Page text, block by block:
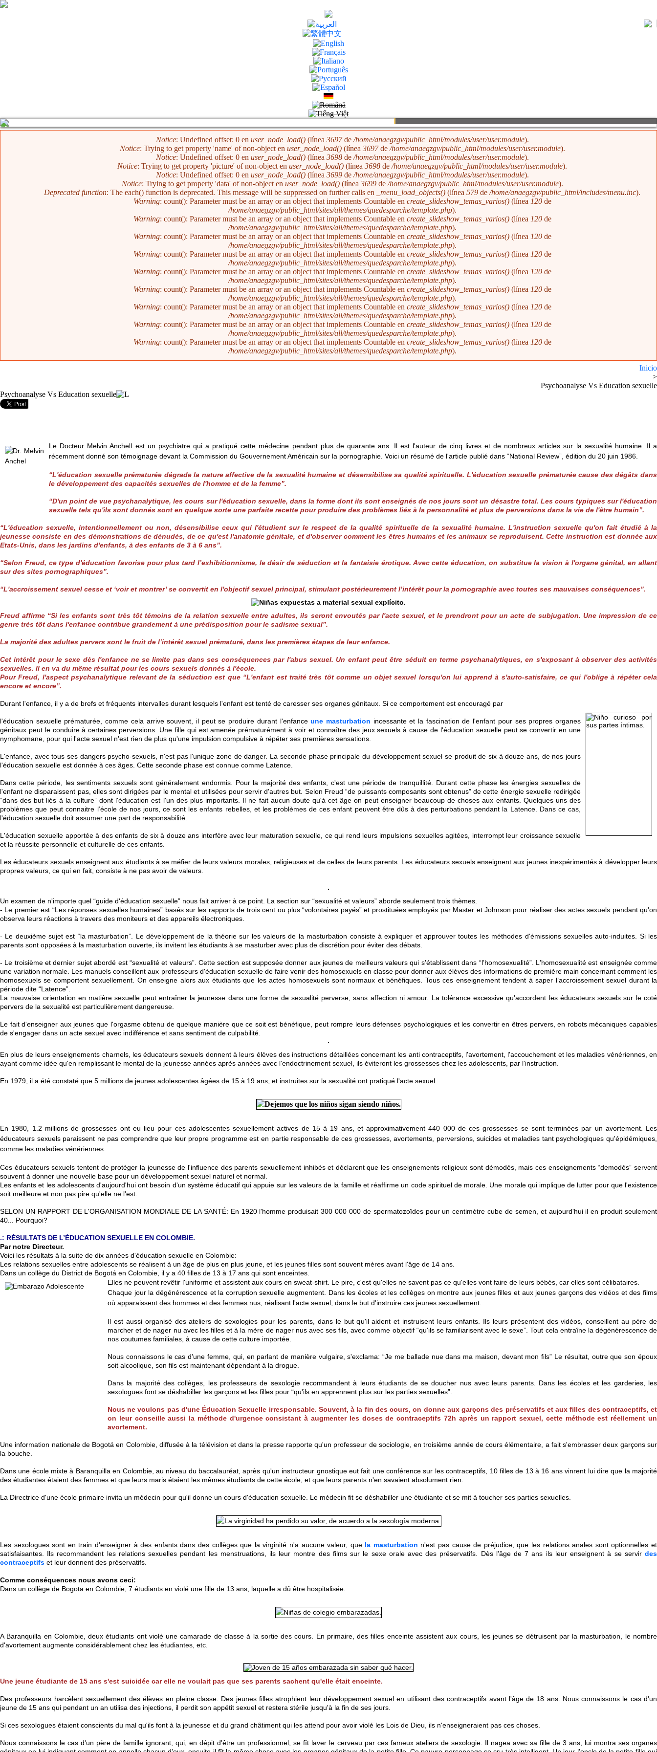
Notice: Undefined offset: 0 en user_node_load()(línea 3697de /home/anaegzgv/public_html/modules/user/user.module).
Notice: Trying to get property 'name' of non-object en user_node_load()(línea 3697de /home/anaegzgv/public_html/modules/user/user.module).
Notice: Undefined offset: 0 en user_node_load()(línea 3698de /home/anaegzgv/public_html/modules/user/user.module).
Notice: Trying to get property 'picture' of non-object en user_node_load() (línea 3698 de /home/anaegzgv/public_html/modules/user/user.module).
Notice: Undefined offset: 0 en user_node_load()(línea 3699de /home/anaegzgv/public_html/modules/user/user.module).
Notice: Trying to get property 'data' of non-object en user_node_load()(línea 3699de /home/anaegzgv/public_html/modules/user/user.module).
Deprecated function: The each() function is deprecated. This message will be suppressed on further calls en _menu_load_objects() (línea 579 de /home/anaegzgv/public_html/includes/menu.inc).
Warning: count(): Parameter must be an array or an object that implements Countable en create_slideshow_temas_varios()(línea 120de
/home/anaegzgv/public_html/sites/all/themes/quedesparche/template.php).
Warning: count(): Parameter must be an array or an object that implements Countable en create_slideshow_temas_varios()(línea 120de
/home/anaegzgv/public_html/sites/all/themes/quedesparche/template.php).
Warning: count(): Parameter must be an array or an object that implements Countable en create_slideshow_temas_varios()(línea 120de
/home/anaegzgv/public_html/sites/all/themes/quedesparche/template.php).
Warning: count(): Parameter must be an array or an object that implements Countable en create_slideshow_temas_varios()(línea 120de
/home/anaegzgv/public_html/sites/all/themes/quedesparche/template.php).
Warning: count(): Parameter must be an array or an object that implements Countable en create_slideshow_temas_varios()(línea 120de
/home/anaegzgv/public_html/sites/all/themes/quedesparche/template.php).
Warning: count(): Parameter must be an array or an object that implements Countable en create_slideshow_temas_varios()(línea 120de
/home/anaegzgv/public_html/sites/all/themes/quedesparche/template.php).
Warning: count(): Parameter must be an array or an object that implements Countable en create_slideshow_temas_varios()(línea 120de
/home/anaegzgv/public_html/sites/all/themes/quedesparche/template.php).
Warning: count(): Parameter must be an array or an object that implements Countable en create_slideshow_temas_varios()(línea 120de
/home/anaegzgv/public_html/sites/all/themes/quedesparche/template.php).
Warning: count(): Parameter must be an array or an object that implements Countable en create_slideshow_temas_varios()(línea 120de
/home/anaegzgv/public_html/sites/all/themes/quedesparche/template.php).
Inicio
>
Psychoanalyse Vs Education sexuelle
Psychoanalyse Vs Education sexuelle
Le Docteur Melvin Anchell est un psychiatre qui a pratiqué cette médecine pendant plus de quarante ans. Il est l'auteur de cinq livres et de nombreux articles sur la sexualité humaine. Il a
récemment donné son témoignage devant la Commission du Gouvernement Américain sur la pornographie. Voici un résumé de l'article publié dans “National Review”, édition du 20 juin 1986.
“L'éducation sexuelle prématurée dégrade la nature affective de la sexualité humaine et désensibilise sa qualité spirituelle. L'éducation sexuelle prématurée cause des dégâts dans
le développement des capacités sexuelles de l'homme et de la femme”.
“D'un point de vue psychanalytique, les cours sur l'éducation sexuelle, dans la forme dont ils sont enseignés de nos jours sont un désastre total. Les cours typiques sur l'éducation
sexuelle tels qu'ils sont donnés sont en quelque sorte une parfaite recette pour produire des problèmes liés à la personnalité et plus de perversions dans la vie de l'être humain”.
“L'éducation sexuelle, intentionnellement ou non, désensibilise ceux qui l'étudient sur le respect de la qualité spirituelle de la sexualité humaine. L'instruction sexuelle qu'on fait étudié à la
jeunesse consiste en des démonstrations de dénudés, de ce qu'est l'anatomie génitale, et d'observer comment les êtres humains et les animaux se reproduisent. Cette instruction est donnée aux
Etats-Unis, dans les jardins d'enfants, à des enfants de 3 à 6 ans”.
“Selon Freud, ce type d'éducation favorise pour plus tard l’exhibitionnisme, le désir de séduction et la fantaisie érotique. Avec cette éducation, on substitue la vision à l'organe génital, en allant
sur des sites pornographiques”.
“L'accroissement sexuel cesse et ‘voir et montrer’ se convertit en l'objectif sexuel principal, stimulant postérieurement l’intérêt pour la pornographie avec toutes ses mauvaises conséquences”.
Freud affirme “Si les enfants sont très tôt témoins de la relation sexuelle entre adultes, ils seront envoutés par l'acte sexuel, et le prendront pour un acte de subjugation. Une impression de ce
genre très tôt dans l'enfance contribue grandement à une prédisposition pour le sadisme sexual”.
La majorité des adultes pervers sont le fruit de l’intérêt sexuel prématuré, dans les premières étapes de leur enfance.
Cet intérêt pour le sexe dès l'enfance ne se limite pas dans ses conséquences par l'abus sexuel. Un enfant peut être séduit en terme psychanalytiques, en s'exposant à observer des activités
sexuelles. Il en va du même résultat pour les cours sexuels donnés à l'école.
Pour Freud, l'aspect psychanalytique relevant de la séduction est que “L'enfant est traité très tôt comme un objet sexuel lorsqu'on lui apprend à s'auto-satisfaire, ce qui l'oblige à répéter cela
encore et encore”.
Durant l'enfance, il y a de brefs et fréquents intervalles durant lesquels l'enfant est tenté de caresser ses organes génitaux. Si ce comportement est encouragé par
l'éducation sexuelle prématurée, comme cela arrive souvent, il peut se produire durant l'enfanceune masturbation incessante et la fascination de l'enfant pour ses propres organes
génitaux peut le conduire à certaines perversions. Une fille qui est amenée prématurément à voir et connaître des jeux sexuels à cause de l'éducation sexuelle peut se convertir en une
nymphomane, pour qui l'acte sexuel n'est rien de plus qu'une impulsion compulsive à répéter ses premières sensations.
L'enfance, avec tous ses dangers psycho-sexuels, n'est pas l'unique zone de danger. La seconde phase principale du développement sexuel se produit de six à douze ans, de nos jours
l'éducation sexuelle est donnée à ces âges. Cette seconde phase est connue comme Latence.
Dans cette période, les sentiments sexuels sont généralement endormis. Pour la majorité des enfants, c'est une période de tranquillité. Durant cette phase les énergies sexuelles de
l'enfant ne disparaissent pas, elles sont dirigées par le mental et utilisées pour servir d'autres but. Selon Freud “de puissants composants sont obtenus” de cette énergie sexuelle redirigée
“dans des but liés à la culture” dont l'éducation est l'un des plus importants. Il ne fait aucun doute qu'à cet âge on peut enseigner beaucoup de choses aux enfants. Quelques uns des
problèmes que peut connaitre l’école de nos jours, ce sont les enfants rebelles, et les problèmes de ces enfant peuvent être dûs à des perturbations pendant la Latence. Dans ce cas,
l'éducation sexuelle doit assumer une part de responsabilité.
L'éducation sexuelle apportée à des enfants de six à douze ans interfère avec leur maturation sexuelle, ce qui rend leurs impulsions sexuelles agitées, interrompt leur croissance sexuelle
et la réussite personnelle et culturelle de ces enfants.
Les éducateurs sexuels enseignent aux étudiants à se méfier de leurs valeurs morales, religieuses et de celles de leurs parents. Les éducateurs sexuels enseignent aux jeunes inexpérimentés à développer leurs
propres valeurs, ce qui en fait, consiste à ne pas avoir de valeurs.
Un examen de n'importe quel “guide d'éducation sexuelle” nous fait arriver à ce point. La section sur “sexualité et valeurs” aborde seulement trois thèmes.
- Le premier est “Les réponses sexuelles humaines” basés sur les rapports de trois cent ou plus “volontaires payés” et prostituées employés par Master et Johnson pour réaliser des actes sexuels pendant qu'on
observa leurs réactions à travers des moniteurs et des appareils électroniques.
- Le deuxième sujet est “la masturbation”. Le développement de la théorie sur les valeurs de la masturbation consiste à expliquer et approuver toutes les méthodes d'émissions sexuelles auto-induites. Si les
parents sont opposées à la masturbation ouverte, ils invitent les étudiants à se masturber avec plus de discrétion pour éviter des débats.
- Le troisième et dernier sujet abordé est “sexualité et valeurs”. Cette section est supposée donner aux jeunes de meilleurs valeurs qui s'établissent dans “l’homosexualité”. L'homosexualité est enseignée comme
une variation normale. Les manuels conseillent aux professeurs d'éducation sexuelle de faire venir des homosexuels en classe pour donner aux élèves des informations de première main concernant comment les
homosexuels se comportent sexuellement. On enseigne alors aux étudiants que les actes homosexuels sont normaux et bénéfiques. Tous ces enseignement tendent à saper l’accroissement sexuel durant la
période dite “Latence”.
La mauvaise orientation en matière sexuelle peut entraîner la jeunesse dans une forme de sexualité perverse, sans affection ni amour. La tolérance excessive qu'accordent les éducateurs sexuels sur le coté
pervers de la sexualité est particulièrement dangereuse.
Le fait d'enseigner aux jeunes que l'orgasme obtenu de quelque manière que ce soit est bénéfique, peut rompre leurs défenses psychologiques et les convertir en êtres pervers, en robots mécaniques capables
de s'engager dans un acte sexuel avec indifférence et sans sentiment de culpabilité.
En plus de leurs enseignements charnels, les éducateurs sexuels donnent à leurs élèves des instructions détaillées concernant les anti contraceptifs, l'avortement, l'accouchement et les maladies vénériennes, en
ayant comme idée qu'en remplissant le mental de la jeunesse années après années avec l'endoctrinement sexuel, ils éviteront les grossesses chez les adolescents, par l'instruction.
En 1979, il a été constaté que 5 millions de jeunes adolescentes âgées de 15 à 19 ans, et instruites sur la sexualité ont pratiqué l'acte sexuel.
En 1980, 1.2 millions de grossesses ont eu lieu pour ces adolescentes sexuellement actives de 15 à 19 ans, et approximativement 440 000 de ces grossesses se sont terminées par un avortement. Les
éducateurs sexuels paraissent ne pas comprendre que leur propre programme est en partie responsable de ces grossesses, avortements, perversions, suicides et maladies tant psychologiques qu'épidémiques,
comme les maladies vénériennes.
Ces éducateurs sexuels tentent de protéger la jeunesse de l'influence des parents sexuellement inhibés et déclarent que les enseignements religieux sont démodés, mais ces enseignements “demodés” servent
souvent à donner une nouvelle base pour un développement sexuel naturel et normal.
Les enfants et les adolescents d'aujourd'hui ont besoin d'un système éducatif qui appuie sur les valeurs de la famille et réaffirme un code spirituel de morale. Une morale qui implique de lutter pour que l'existence
soit meilleure et non pas pire qu'elle ne l'est.
SELON UN RAPPORT DE L'ORGANISATION MONDIALE DE LA SANTÉ: En 1920 l'homme produisait 300 000 000 de spermatozoïdes pour un centimètre cube de semen, et aujourd'hui il en produit seulement
40... Pourquoi?
.: RÉSULTATS DE L’ÉDUCATION SEXUELLE EN COLOMBIE.
Par notre Directeur.
Voici les résultats à la suite de dix années d'éducation sexuelle en Colombie:
Les relations sexuelles entre adolescents se réalisent à un âge de plus en plus jeune, et les jeunes filles sont souvent mères avant l'âge de 14 ans.
Dans un collège du District de Bogotá en Colombie, il y a 40 filles de 13 à 17 ans qui sont enceintes.
Elles ne peuvent revêtir l'uniforme et assistent aux cours en sweat-shirt. Le pire, c'est qu'elles ne savent pas ce qu'elles vont faire de leurs bébés, car elles sont célibataires.
Chaque jour la dégénérescence et la corruption sexuelle augmentent. Dans les écoles et les collèges on montre aux jeunes filles et aux jeunes garçons des vidéos et des films
où apparaissent des hommes et des femmes nus, réalisant l'acte sexuel, dans le but d'instruire ces jeunes sexuellement.
Il est aussi organisé des ateliers de sexologies pour les parents, dans le but qu'il aident et instruisent leurs enfants. Ils leurs présentent des vidéos, conseillent au père de
marcher et de nager nu avec les filles et à la mère de nager nus avec ses fils, avec comme objectif “qu'ils se familiarisent avec le sexe”. Tout cela entraîne la dégénérescence de
nos coutumes familiales, à cause de cette culture importée.
Nous connaissons le cas d'une femme, qui, en parlant de manière vulgaire, s'exclama: “Je me ballade nue dans ma maison, devant mon fils” Le résultat, outre que son époux
soit alcoolique, son fils est maintenant dépendant à la drogue.
Dans la majorité des collèges, les professeurs de sexologie recommandent à leurs étudiants de se doucher nus avec leurs parents. Dans les écoles et les garderies, les
sexologues font se déshabiller les garçons et les filles pour “qu'ils en apprennent plus sur les parties sexuelles”.
Nous ne voulons pas d'une Éducation Sexuelle irresponsable. Souvent, à la fin des cours, on donne aux garçons des préservatifs et aux filles des contraceptifs, et
on leur conseille aussi la méthode d'urgence consistant à augmenter les doses de contraceptifs 72h après un rapport sexuel, cette méthode est réellement un
avortement.
Une information nationale de Bogotá en Colombie, diffusée à la télévision et dans la presse rapporte qu'un professeur de sociologie, en troisième année de cours élémentaire, a fait s'embrasser deux garçons sur
la bouche.
Dans une école mixte à Baranquilla en Colombie, au niveau du baccalauréat, après qu'un instructeur gnostique eut fait une conférence sur les contraceptifs, 10 filles de 13 à 16 ans vinrent lui dire que la majorité
des étudiantes étaient des femmes et que leurs maris étaient les mêmes étudiants de cette école, et que leurs parents n'en savaient absolument rien.
La Directrice d'une école primaire invita un médecin pour qu'il donne un cours d'éducation sexuelle. Le médecin fit se déshabiller une étudiante et se mit à toucher ses parties sexuelles.
Les sexologues sont en train d'enseigner à des enfants dans des collèges que la virginité n'a aucune valeur, que la masturbation n'est pas cause de préjudice, que les relations anales sont optionnelles et
satisfaisantes. Ils recommandent les relations sexuelles pendant les menstruations, ils leur montre des films sur le sexe orale avec des préservatifs. Dès l'âge de 7 ans ils leur enseignent à se servir des
contraceptifs et leur donnent des préservatifs.
Comme conséquences nous avons ceci:
Dans un collège de Bogota en Colombie, 7 étudiants en violé une fille de 13 ans, laquelle a dû être hospitalisée.
A Baranquilla en Colombie, deux étudiants ont violé une camarade de classe à la sortie des cours. En primaire, des filles enceinte assistent aux cours, les jeunes se détruisent par la masturbation, le nombre
d'avortement augmente considérablement chez les étudiantes, etc.
Une jeune étudiante de 15 ans s'est suicidée car elle ne voulait pas que ses parents sachent qu'elle était enceinte.
Des professeurs harcèlent sexuellement des élèves en pleine classe. Des jeunes filles atrophient leur développement sexuel en utilisant des contraceptifs avant l'âge de 18 ans. Nous connaissons le cas d'un
jeune de 15 ans qui pendant un an utilisa des injections, il perdit son appétit sexuel et restera stérile jusqu'à la fin de ses jours.
Si ces sexologues étaient conscients du mal qu'ils font à la jeunesse et du grand châtiment qui les attend pour avoir violé les Lois de Dieu, ils n'enseigneraient pas ces choses.
Nous connaissons le cas d'un père de famille ignorant, qui, en dépit d'être un professionnel, se fît laver le cerveau par ces fameux ateliers de sexologie: Il nagea avec sa fille de 3 ans, lui montra ses organes